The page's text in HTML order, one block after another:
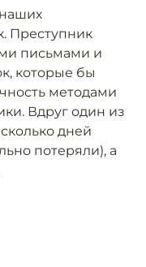
Преступник
письмами и
которые бы
методами
Вдруг один из
дней
потеряли), а